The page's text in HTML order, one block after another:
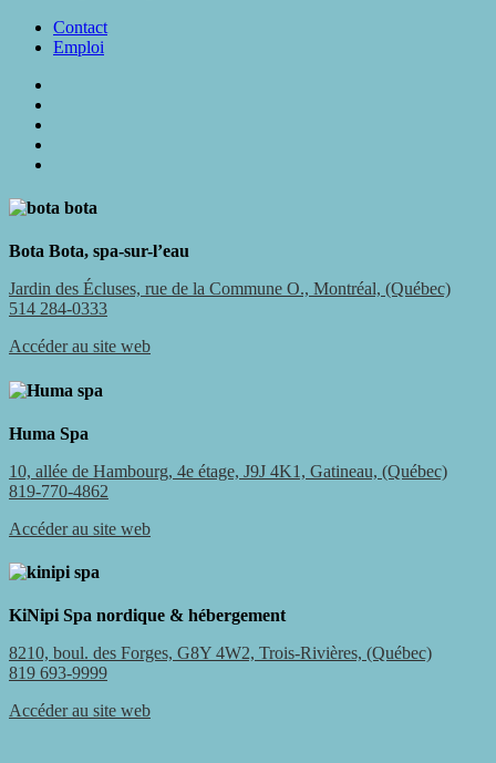
Contact
Emploi
Bota Bota, spa-sur-l’eau
Jardin des Écluses, rue de la Commune O., Montréal, (Québec)
514 284-0333
Accéder au site web
Huma Spa
10, allée de Hambourg, 4e étage, J9J 4K1, Gatineau, (Québec)
819-770-4862
Accéder au site web
KiNipi Spa nordique & hébergement
8210, boul. des Forges, G8Y 4W2, Trois-Rivières, (Québec)
819 693-9999
Accéder au site web